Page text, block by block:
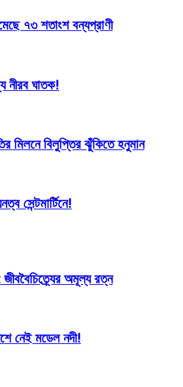
৭৩ শতাংশ বন্যপ্রাণী
নীরব ঘাতক!
মিলনে বিলুপ্তির ঝুঁকিতে হনুমান
সেন্টমার্টিনে!
অমূল্য রত্ন
নেই মডেল নদী!